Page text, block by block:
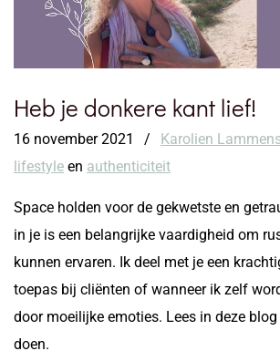
Heb je donkere kant lief!
16 november 2021 / Karolien
lifestyle en authenticiteit
Space holden voor de gekwetste en
in je is een belangrijke vaardigheid om
kunnen ervaren. Ik deel met je een
toepas bij cliënten of wanneer ik zelf
door moeilijke emoties. Lees in deze
doen.